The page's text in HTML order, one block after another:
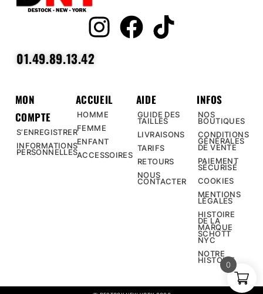
01.49.89.13.42
MON
COMPTE
S’ENREGISTRER
INFORMATIONS
PERSONNELLES
ACCUEIL
HOMME
FEMME
ENFANT
ACCESSOIRES
AIDE
GUIDE DES
TAILLES
LIVRAISONS
TARIFS
RETOURS
NOUS
CONTACTER
INFOS
NOS
BOUTIQUES
CONDITIONS
GÉNÉRALES
DE VENTE
PAIEMENT
SÉCURISÉ
COOKIES
MENTIONS
LÉGALES
HISTOIRE
DE LA
MARQUE
SCHOTT
NYC
NOTRE
HISTOIRE
0